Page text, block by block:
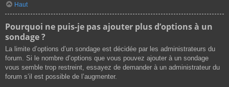
Haut
Pourquoi ne puis-je pas ajouter plus d’options à un
sondage ?
La limite d’options d’un sondage est décidée par les administrateurs du
forum. Si le nombre d’options que vous pouvez ajouter à un sondage
vous semble trop restreint, essayez de demander à un administrateur du
forum s’il est possible de l’augmenter.